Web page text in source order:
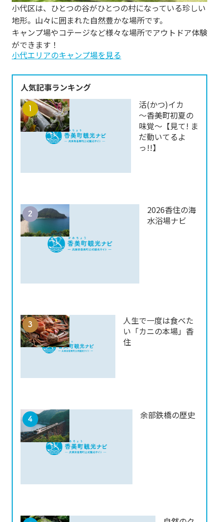
小代区は、ひとつの谷がひとつの村になっている珍しい
地形。山々に囲まれた自然豊かな場所です。
キャンプ場やコテージなど様々な場所でアウトドア体験
ができます！
小代エリアのキャンプ場を見る
人気記事ランキング
活(かつ)イカ
～香美町初夏の
味覚～【見て! ま
だ動いてるよ
っ!!】
2026香住の海
水浴場ナビ
人生で一度は食べた
い「カニの本場」香
住
余部鉄橋の歴史